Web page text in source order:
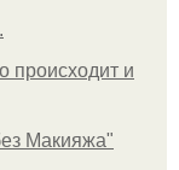
происходит и
Макияжа"